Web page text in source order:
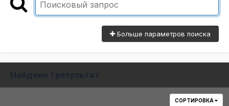
Больше параметров поиска
Найдено 1 результат
СОРТИРОВКА